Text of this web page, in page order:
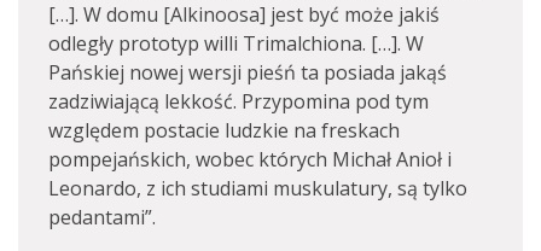
[…]. W domu [Alkinoosa] jest być może jakiś
odległy prototyp willi Trimalchiona. […]. W
Pańskiej nowej wersji pieśń ta posiada jakąś
zadziwiającą lekkość. Przypomina pod tym
względem postacie ludzkie na freskach
pompejańskich, wobec których Michał Anioł i
Leonardo, z ich studiami muskulatury, są tylko
pedantami”.